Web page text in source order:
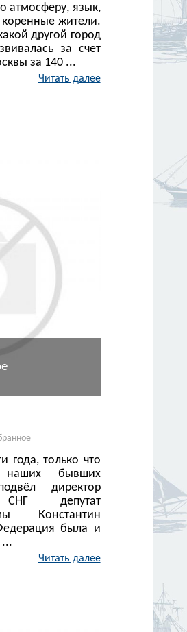
атмосферу, язык,
коренные жители.
другой город
за счет
за 140 ...
Читать далее
года, только что
наших бывших
директор
депутат
Константин
была и
...
Читать далее